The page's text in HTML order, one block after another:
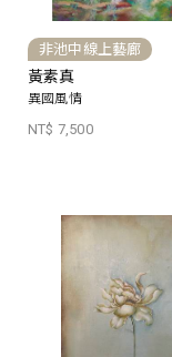
非池中線上藝廊
黃素真
異國風情
NT$ 7,500